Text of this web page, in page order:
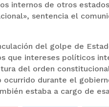
internos de otros
sentencia el
del golpe de
que intereses políticos
del orden
durante el
estaba a cargo de